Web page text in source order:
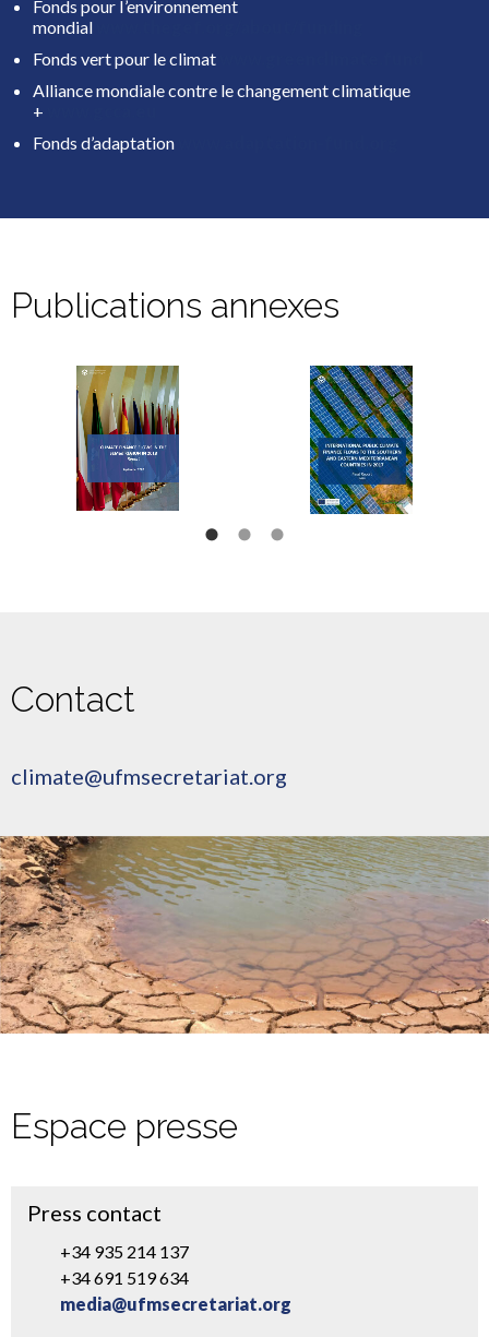
Fonds pour I’environnement
mondial
Fonds vert pour le climat
Alliance mondiale contre le changement climatique
+
Fonds d’adaptation
Publications annexes
Contact
climate@ufmsecretariat.org
Espace presse
Press contact
+34 935 214 137
+34 691 519 634
media@ufmsecretariat.org